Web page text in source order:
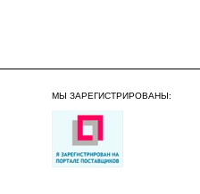
МЫ ЗАРЕГИСТРИРОВАНЫ: